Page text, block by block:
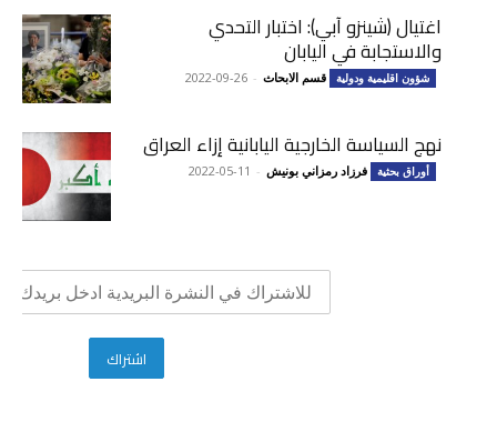
اغتيال (شينزو آبي): اختبار التحدي
والاستجابة في اليابان
شؤون اقليمية ودولية قسم الابحاث -
2022-09-26
نهج السياسة الخارجية اليابانية إزاء العراق
أوراق بحثية فرزاد رمزاني بونيش -
2022-05-11